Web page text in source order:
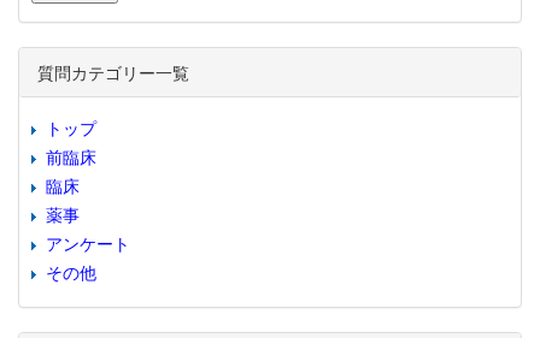
質問カテゴリー一覧
トップ
前臨床
臨床
薬事
アンケート
その他